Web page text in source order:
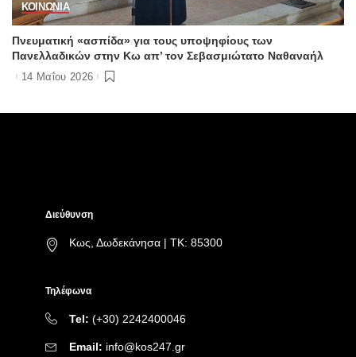
ΚΟΙΝΩΝΙΑ
Πνευματική «ασπίδα» για τους υποψηφίους των
Πανελλαδικών στην Κω απ’ τον Σεβασμιώτατο Ναθαναήλ
14 Μαΐου 2026
Διεύθυνση
Κως, Δωδεκάνησα | ΤΚ: 85300
Τηλέφωνα
Tel: (+30) 2242400046
Email: info@kos247.gr